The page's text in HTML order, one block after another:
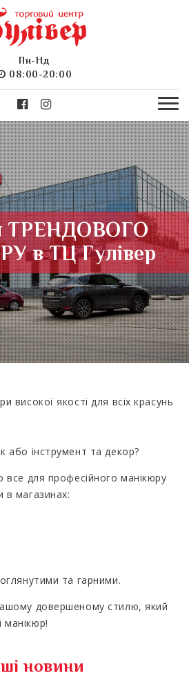
Пн-Нд
08:00-20:00
ТРЕНДОВОГО
в ТЦ Гулівер
високої якості для всіх красунь
або інструмент та декор?
все для професійного манікюру
в магазинах:
та гарними.
довершеному стилю, який
новини